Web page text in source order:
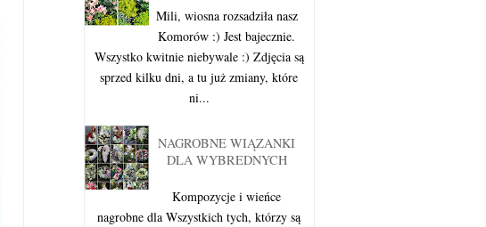
Mili, wiosna rozsadziła nasz
Komorów :) Jest bajecznie.
Wszystko kwitnie niebywale :) Zdjęcia są
sprzed kilku dni, a tu już zmiany, które
ni...
NAGROBNE WIĄZANKI
DLA WYBREDNYCH
Kompozycje i wieńce
nagrobne dla Wszystkich tych, którzy są